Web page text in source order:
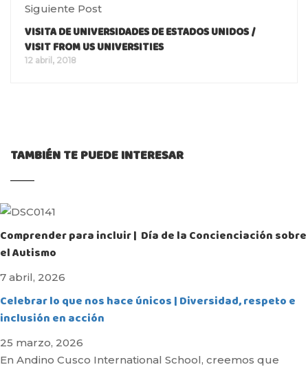
Siguiente Post
VISITA DE UNIVERSIDADES DE ESTADOS UNIDOS /
VISIT FROM US UNIVERSITIES
12 abril, 2018
TAMBIÉN TE PUEDE INTERESAR
Comprender para incluir | Día de la Concienciación sobre
el Autismo
7 abril, 2026
Celebrar lo que nos hace únicos | Diversidad, respeto e
inclusión en acción
25 marzo, 2026
En Andino Cusco International School, creemos que